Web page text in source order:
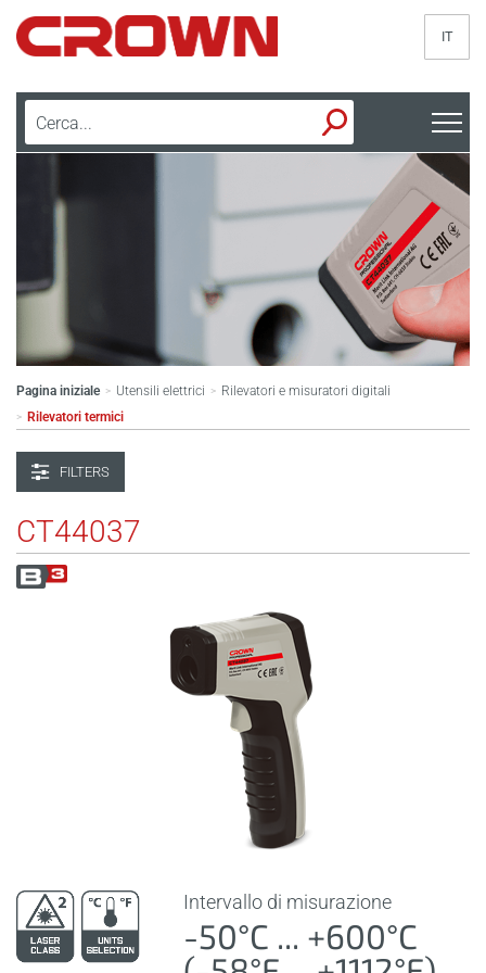
IT
Pagina iniziale > Utensili elettrici > Rilevatori e misuratori digitali
> Rilevatori termici
FILTERS
CT44037
Intervallo di misurazione
-50°C ... +600°C